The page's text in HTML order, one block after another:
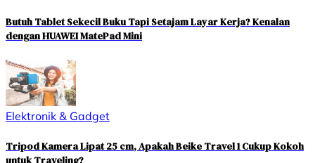
Butuh Tablet Sekecil Buku Tapi Setajam Layar Kerja? Kenalan
dengan HUAWEI MatePad Mini
Elektronik & Gadget
Tripod Kamera Lipat 25 cm, Apakah Beike Travel 1 Cukup Kokoh